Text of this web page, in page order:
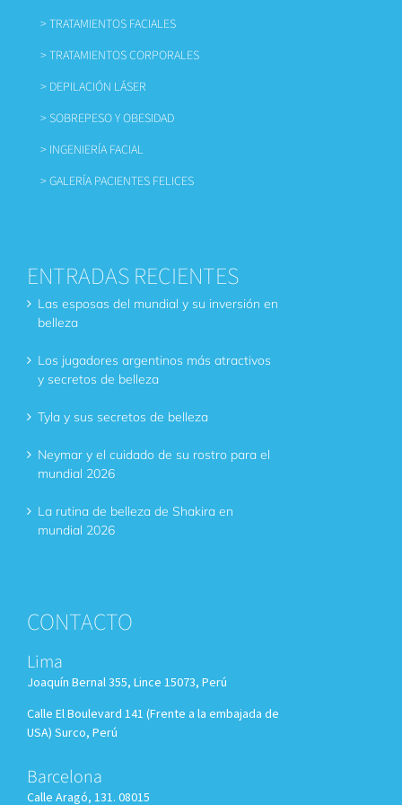
CONTACTO
Lima
Joaquín Bernal 355, Lince 15073, Perú
Calle El Boulevard 141 (Frente a la embajada de
USA) Surco, Perú
Barcelona
Calle Aragó, 131. 08015
ENTRADAS RECIENTES
Las esposas del mundial y su inversión en
belleza
Los jugadores argentinos más atractivos
y secretos de belleza
Tyla y sus secretos de belleza
Neymar y el cuidado de su rostro para el
mundial 2026
La rutina de belleza de Shakira en
mundial 2026
> TRATAMIENTOS FACIALES
> TRATAMIENTOS CORPORALES
> DEPILACIÓN LÁSER
> SOBREPESO Y OBESIDAD
> INGENIERÍA FACIAL
> GALERÍA PACIENTES FELICES